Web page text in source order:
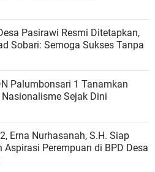
Pasirawi Resmi Ditetapkan,
Sobari: Semoga Sukses Tanpa
Palumbonsari 1 Tanamkan
Sejak Dini
Erna Nurhasanah, S.H. Siap
Aspirasi Perempuan di BPD Desa